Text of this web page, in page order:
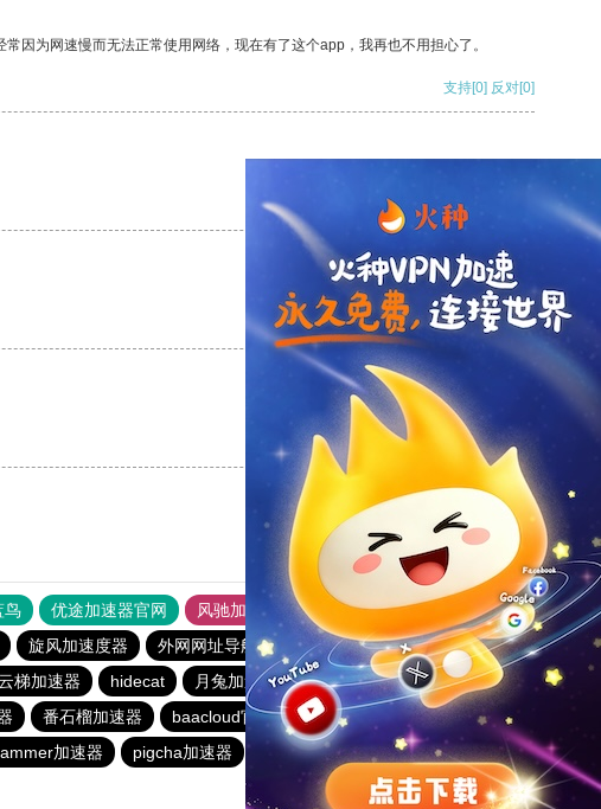
因为网速慢而无法正常使用网络，现在有了这个app，我再也不用担心了。
支持[0] 反对[0]
支持
支持[0] 反对[0]
支持[0] 反对[0]
鸟 优途加速器官网 风驰加速器
旋风加速器
旋风加速度器 外网网址导航 软件中心
月兔加速器
梯加速器 hidecat 月兔加速器 veee加速器
bluelayer加速器
番石榴加速器 baacloud官网 速连加速器
荔枝加速器
加速器 pigcha加速器 泡泡狗加速器
baacloud官网